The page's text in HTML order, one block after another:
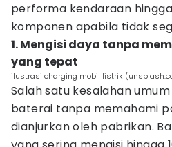
performa kendaraan
komponen apabila tidak
1. Mengisi daya tanpa
yang tepat
ilustrasi charging mobil listrik
Salah satu kesalahan
baterai tanpa memahami
dianjurkan oleh pabrikan.